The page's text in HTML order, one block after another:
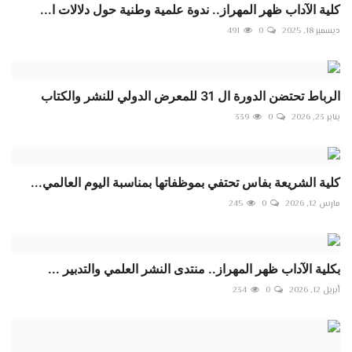
كلية الآداب ظهر المهراز.. ندوة علمية وطنية حول دلالات ا...
ديسمبر 18, 2025 0
491
الرباط تحتضن الدورة ال 31 للمعرض الدولي للنشر والكتاب
يناير 23, 2026 0
339
كلية الشريعة بفاس تحتفي بموظفاتها بمناسبة اليوم العالمي...
مارس 12, 2026 0
245
بكلية الآداب ظهر المهراز.. منتدى النشر العلمي والتدبير ...
أبريل 12, 2026 0
234